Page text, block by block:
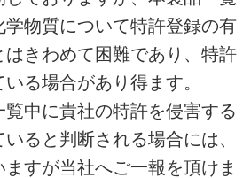
学物質について特許登録の有
きわめて困難であり、特許
る場合があり得ます。
中に貴社の特許を侵害する
ると判断される場合には、
すが当社へご一報を頂けま